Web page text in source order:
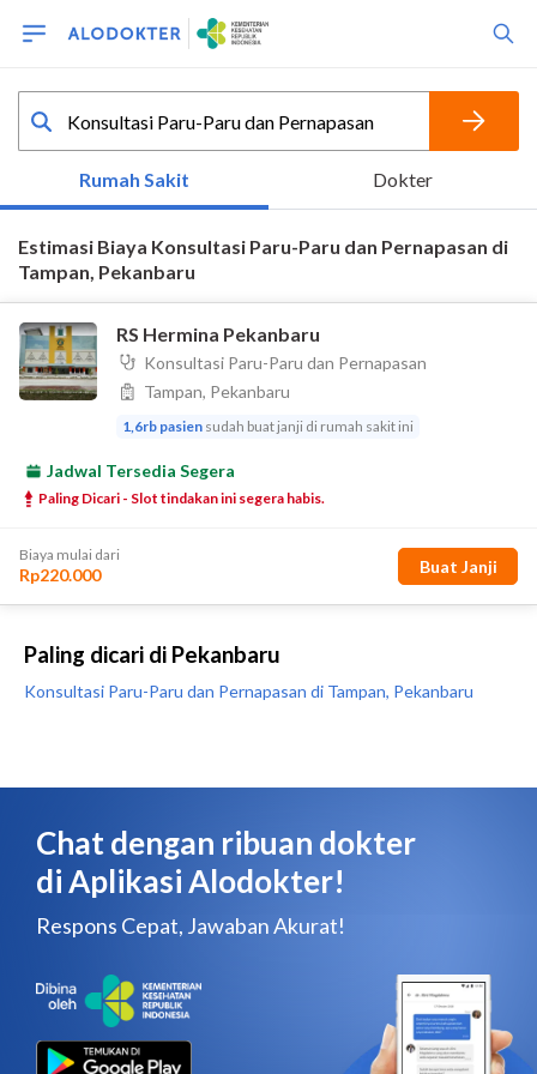
Paling dicari di Pekanbaru
Konsultasi Paru-Paru dan Pernapasan di Tampan, Pekanbaru